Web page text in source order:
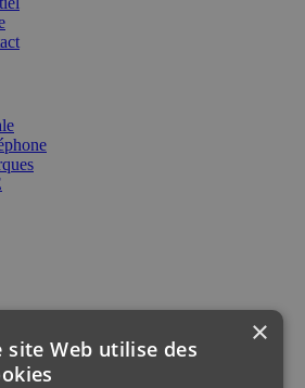
×
site Web utilise des